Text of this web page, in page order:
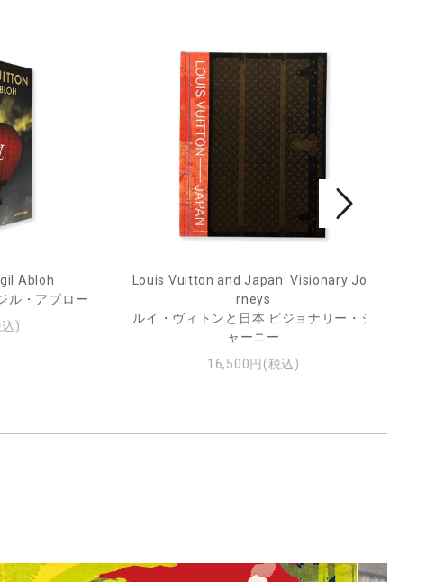
Abloh
ル・アブロー
)
Louis Vuitton and Japan: Visionary Jou
rneys
ルイ・ヴィトンと日本 ビジョナリー・ジ
ャーニー
16,500円(税込)